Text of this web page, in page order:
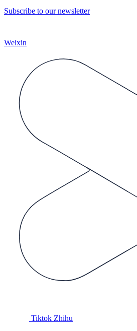
Subscribe to our newsletter
Weixin
Tiktok Zhihu